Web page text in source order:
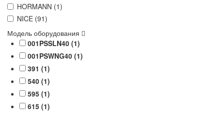
HORMANN (1)
NICE (91)
Модель оборудования
001PSSLN40 (1)
001PSWNG40 (1)
391 (1)
540 (1)
595 (1)
615 (1)